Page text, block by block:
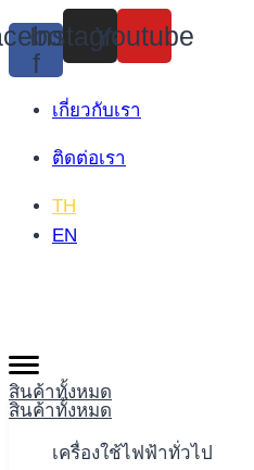
Skip
to
content
f
Instagram
Youtube
เกี่ยวกับเรา
ติดต่อเรา
TH
EN
สินค้าทั้งหมด
สินค้าทั้งหมด
เครื่องใช้ไฟฟ้าทั่วไป